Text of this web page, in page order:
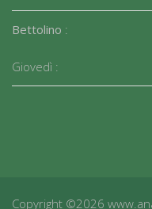
Bettolino :
Giovedì :
Copyright ©2026